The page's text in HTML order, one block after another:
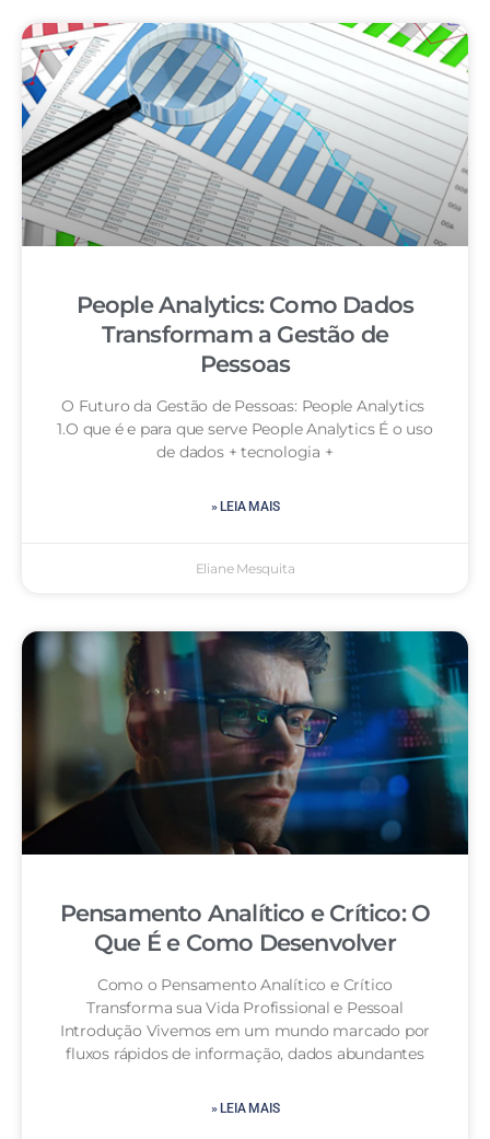
People Analytics: Como Dados
Transformam a Gestão de
Pessoas
O Futuro da Gestão de Pessoas: People Analytics
1.O que é e para que serve People Analytics É o uso
de dados + tecnologia +
» LEIA MAIS
Eliane Mesquita
Pensamento Analítico e Crítico: O
Que É e Como Desenvolver
Como o Pensamento Analítico e Crítico
Transforma sua Vida Profissional e Pessoal
Introdução Vivemos em um mundo marcado por
fluxos rápidos de informação, dados abundantes
» LEIA MAIS